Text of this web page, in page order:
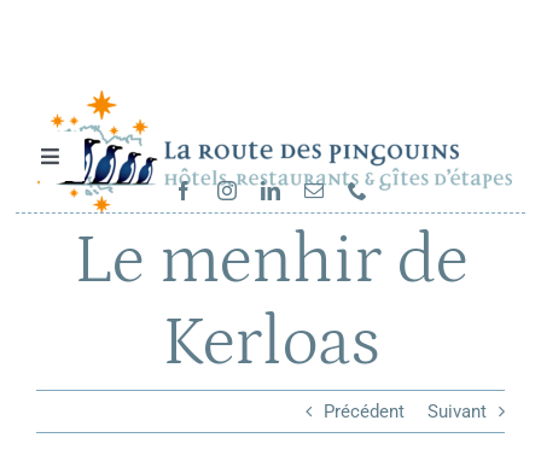
Toggle
Navigation
Hébergements et restaurants
Le menhir de
Kerloas
Précédent Suivant